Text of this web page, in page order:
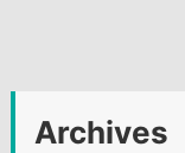
Archives